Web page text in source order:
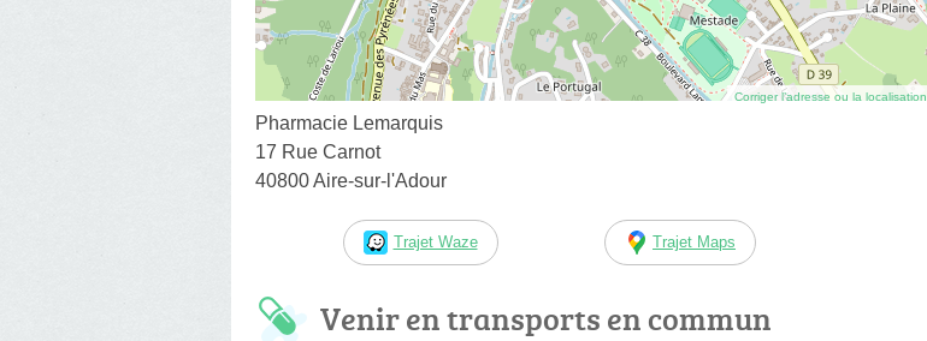
Corriger l’adresse ou la localisation
Pharmacie Lemarquis
17 Rue Carnot
40800 Aire-sur-l'Adour
Trajet Waze Trajet Maps
Venir en transports en commun